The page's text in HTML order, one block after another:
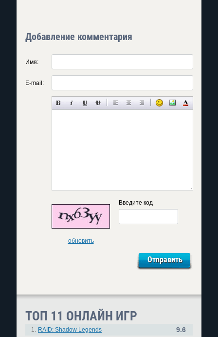
Добавление комментария
Имя:
E-mail:
обновить
Введите код
ТОП 11 ОНЛАЙН ИГР
1. RAID: Shadow Legends 9.6